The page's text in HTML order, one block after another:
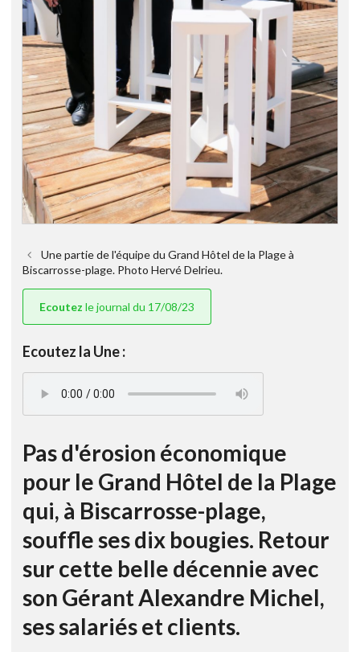
Une partie de l'équipe du Grand Hôtel de la Plage à
Biscarrosse-plage. Photo Hervé Delrieu.
Ecoutez le journal du 17/08/23
Ecoutez la Une :
Pas d'érosion économique
pour le Grand Hôtel de la Plage
qui, à Biscarrosse-plage,
souffle ses dix bougies. Retour
sur cette belle décennie avec
son Gérant Alexandre Michel,
ses salariés et clients.